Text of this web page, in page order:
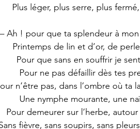
Plus léger, plus serre, plus
– Ah ! pour que ta splendeur à
Printemps de lin et d’or, de
Pour que sans en souffrir je
Pour ne pas défaillir dès tes
n’être pas, dans l’ombre où ta
Une nymphe mourante, une
Pour demeurer sur l’herbe,
fièvre, sans soupirs, sans